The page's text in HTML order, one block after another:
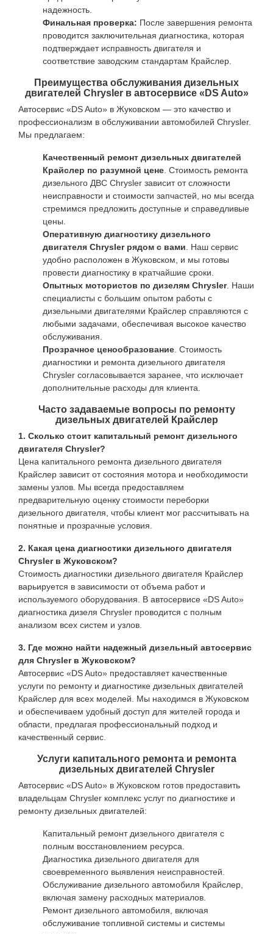
надежность.
Финальная проверка: После завершения ремонта
проводится заключительная диагностика, которая
подтверждает исправность двигателя и
соответствие заводским стандартам Крайслер.
Преимущества обслуживания дизельных
двигателей Chrysler в автосервисе «DS Auto»
Автосервис «DS Auto» в Жуковском — это качество и
профессионализм в обслуживании автомобилей Chrysler.
Мы предлагаем:
Качественный ремонт дизельных двигателей
Крайслер по разумной цене . Стоимость ремонта
дизельного ДВС Chrysler зависит от сложности
неисправности и стоимости запчастей, но мы всегда
стремимся предложить доступные и справедливые
цены.
Оперативную диагностику дизельного
двигателя Chrysler рядом с вами . Наш сервис
удобно расположен в Жуковском, и мы готовы
провести диагностику в кратчайшие сроки.
Опытных мотористов по дизелям Chrysler. Наши
специалисты с большим опытом работы с
дизельными двигателями Крайслер справляются с
любыми задачами, обеспечивая высокое качество
обслуживания.
Прозрачное ценообразование . Стоимость
диагностики и ремонта дизельного двигателя
Chrysler согласовывается заранее, что исключает
дополнительные расходы для клиента.
Часто задаваемые вопросы по ремонту
дизельных двигателей Крайслер
1. Сколько стоит капитальный ремонт дизельного
двигателя Chrysler?
Цена капитального ремонта дизельного двигателя
Крайслер зависит от состояния мотора и необходимости
замены узлов. Мы всегда предоставляем
предварительную оценку стоимости переборки
дизельного двигателя, чтобы клиент мог рассчитывать на
понятные и прозрачные условия.
2. Какая цена диагностики дизельного двигателя
Chrysler в Жуковском?
Стоимость диагностики дизельного двигателя Крайслер
варьируется в зависимости от объема работ и
используемого оборудования. В автосервисе «DS Auto»
диагностика дизеля Chrysler проводится с полным
анализом всех систем и узлов.
3. Где можно найти надежный дизельный автосервис
для Chrysler в Жуковском?
Автосервис «DS Auto» предоставляет качественные
услуги по ремонту и диагностике дизельных двигателей
Крайслер для всех моделей. Мы находимся в Жуковском
и обеспечиваем удобный доступ для жителей города и
области, предлагая профессиональный подход и
качественный сервис.
Услуги капитального ремонта и ремонта
дизельных двигателей Chrysler
Автосервис «DS Auto» в Жуковском готов предоставить
владельцам Chrysler комплекс услуг по диагностике и
ремонту дизельных двигателей:
Капитальный ремонт дизельного двигателя с
полным восстановлением ресурса.
Диагностика дизельного двигателя для
своевременного выявления неисправностей.
Обслуживание дизельного автомобиля Крайслер,
включая замену расходных материалов.
Ремонт дизельного автомобиля, включая
обслуживание топливной системы и системы